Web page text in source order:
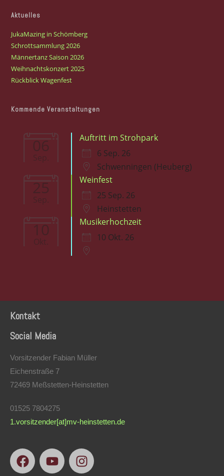
Aktuelles
JukaMazing in Schömberg
Schrottsammlung 2026
Männertanz Saison 2026
Weihnachtskonzert 2025
Rückblick Wagenfest
Kommende Veranstaltungen
06
Sep.
Auftritt im Strohpark
6 Sep. 26
Schwenningen (Heuberg)
25
Sep.
Weinfest
25 Sep. 26
Heinstetten
10
Okt.
Musikerhochzeit
10 Okt. 26
Kontakt
Social Media
Vorsitzender Fabian Müller
Eichenstraße 7
72469 Meßstetten-Heinstetten
01525 7804275
1.vorsitzender[at]mv-heinstetten.de